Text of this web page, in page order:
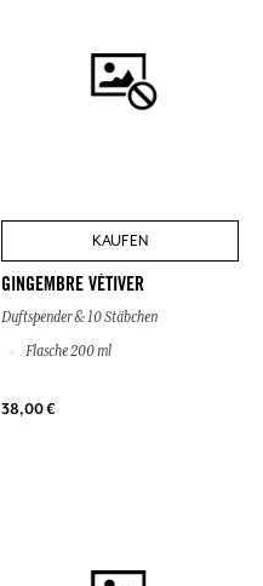
KAUFEN
GINGEMBRE VÉTIVER
Duftspender & 10 Stäbchen
Flasche 200 ml
38,00 €